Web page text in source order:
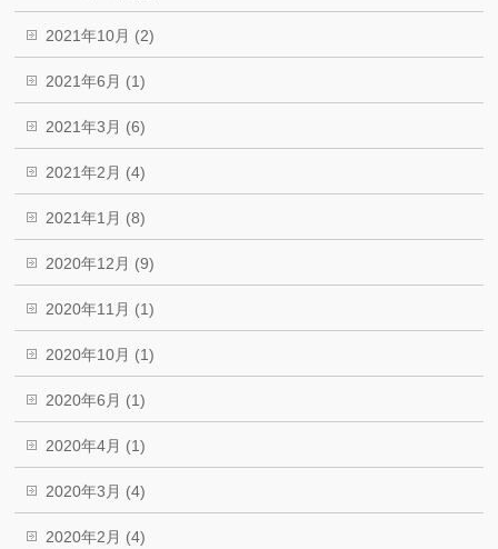
2021年10月 (2)
2021年6月 (1)
2021年3月 (6)
2021年2月 (4)
2021年1月 (8)
2020年12月 (9)
2020年11月 (1)
2020年10月 (1)
2020年6月 (1)
2020年4月 (1)
2020年3月 (4)
2020年2月 (4)